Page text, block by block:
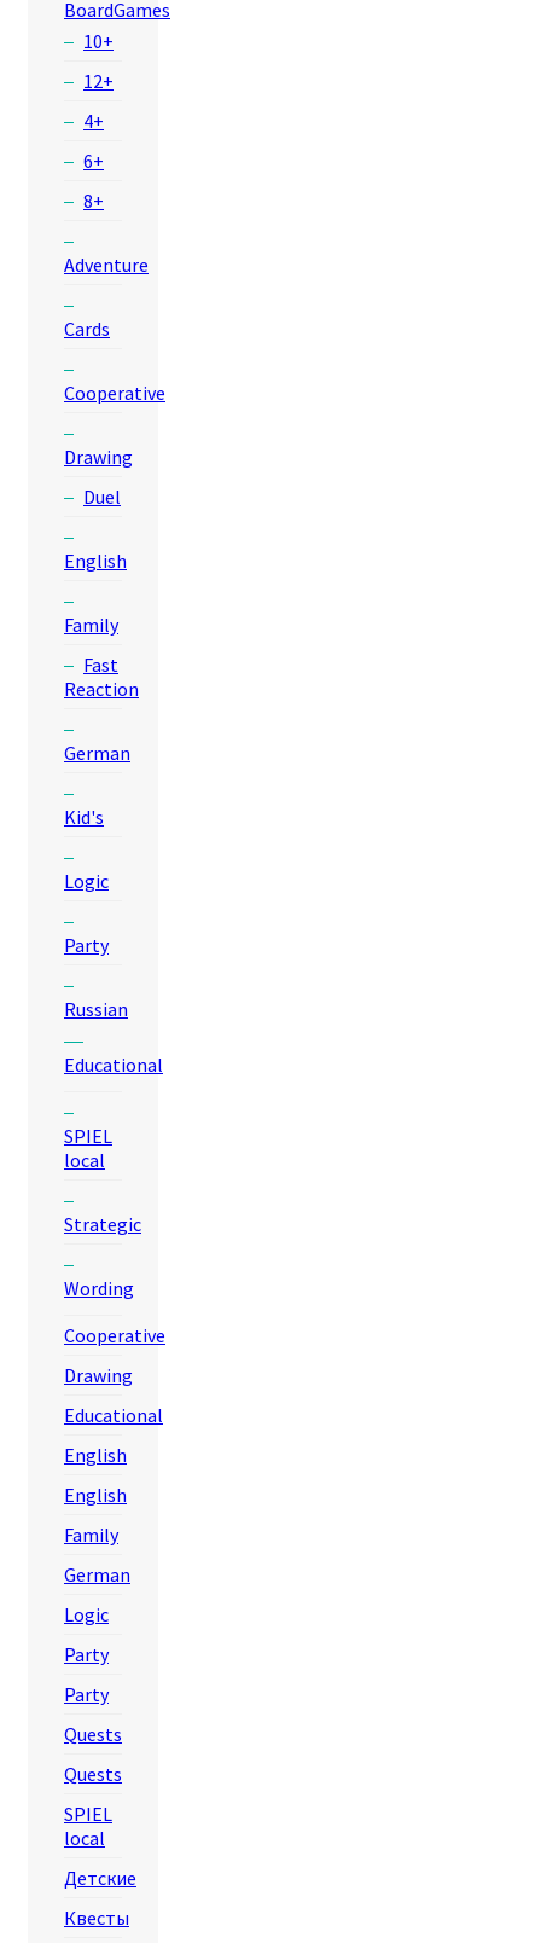
BoardGames
10+
12+
4+
6+
8+
Adventure
Cards
Cooperative
Drawing
Duel
English
Family
Fast
Reaction
German
Kid's
Logic
Party
Russian
Educational
SPIEL
local
Strategic
Wording
Cooperative
Drawing
Educational
English
English
Family
German
Logic
Party
Party
Quests
Quests
SPIEL
local
Детские
Квесты